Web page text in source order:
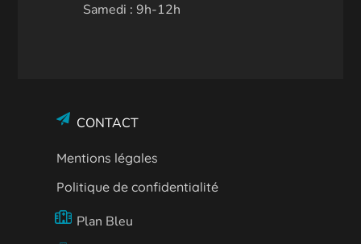
Samedi : 9h-12h
CONTACT
Mentions légales
Politique de confidentialité
Plan Bleu